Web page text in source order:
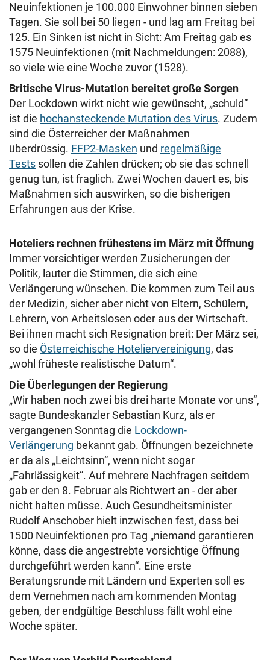
Neuinfektionen je 100.000 Einwohner binnen sieben
Tagen. Sie soll bei 50 liegen - und lag am Freitag bei
125. Ein Sinken ist nicht in Sicht: Am Freitag gab es
1575 Neuinfektionen (mit Nachmeldungen: 2088),
so viele wie eine Woche zuvor (1528).
Britische Virus-Mutation bereitet große Sorgen
Der Lockdown wirkt nicht wie gewünscht, „schuld“
ist die hochansteckende Mutation des Virus. Zudem
sind die Österreicher der Maßnahmen
überdrüssig. FFP2-Masken und regelmäßige
Tests sollen die Zahlen drücken; ob sie das schnell
genug tun, ist fraglich. Zwei Wochen dauert es, bis
Maßnahmen sich auswirken, so die bisherigen
Erfahrungen aus der Krise.
Hoteliers rechnen frühestens im März mit Öffnung
Immer vorsichtiger werden Zusicherungen der
Politik, lauter die Stimmen, die sich eine
Verlängerung wünschen. Die kommen zum Teil aus
der Medizin, sicher aber nicht von Eltern, Schülern,
Lehrern, von Arbeitslosen oder aus der Wirtschaft.
Bei ihnen macht sich Resignation breit: Der März sei,
so die Österreichische Hoteliervereinigung, das
„wohl früheste realistische Datum“.
Die Überlegungen der Regierung
„Wir haben noch zwei bis drei harte Monate vor uns“,
sagte Bundeskanzler Sebastian Kurz, als er
vergangenen Sonntag die Lockdown-
Verlängerung bekannt gab. Öffnungen bezeichnete
er da als „Leichtsinn“, wenn nicht sogar
„Fahrlässigkeit“. Auf mehrere Nachfragen seitdem
gab er den 8. Februar als Richtwert an - der aber
nicht halten müsse. Auch Gesundheitsminister
Rudolf Anschober hielt inzwischen fest, dass bei
1500 Neuinfektionen pro Tag „niemand garantieren
könne, dass die angestrebte vorsichtige Öffnung
durchgeführt werden kann“. Eine erste
Beratungsrunde mit Ländern und Experten soll es
dem Vernehmen nach am kommenden Montag
geben, der endgültige Beschluss fällt wohl eine
Woche später.